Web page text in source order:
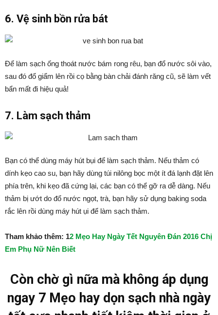
6. Vệ sinh bồn rửa bát
Để làm sạch ống thoát nước bám rong rêu, bạn đổ nước sôi vào,
sau đó đổ giẩm lên rồi cọ bằng bàn chải đánh răng cũ, sẽ làm vết
bẩn mất đi hiệu quả!
7. Làm sạch thảm
Bạn có thể dùng máy hút bụi để làm sạch thảm. Nếu thảm có
dính kẹo cao su, bạn hãy dùng túi nilông bọc một ít đá lạnh đặt lên
phía trên, khi kẹo đã cứng lại, các bạn có thể gỡ ra dễ dàng. Nếu
thảm bị ướt do đổ nước ngọt, trà, bạn hãy sử dụng baking soda
rắc lên rồi dùng máy hút ụi để làm sạch thảm.
Tham khảo thêm: 12 Mẹo Hay Ngày Tết Nguyên Đán 2016 Chị
Em Phụ Nữ Nên Biết
Còn chờ gì nữa mà không áp dụng
ngay 7 Mẹo hay dọn sạch nhà ngày